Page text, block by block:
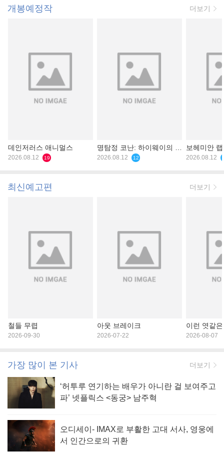
개봉예정작 더보기
데인저러스 애니멀스
2026.08.12 19
명탐정 코난: 하이웨이의 타
천사
2026.08.12 12
보헤미안
2026.08.12
최신예고편 더보기
철들 무렵
2026-09-30
아웃 브레이크
2026-07-22
이런 엿같
2026-08-07
가장 많이 본 기사 더보기
‘허투루 연기하는 배우가 아니란 걸 보여주고
파’ 넷플릭스 <동궁> 남주혁
오디세이- IMAX로 부활한 고대 서사, 영웅에
서 인간으로의 귀환